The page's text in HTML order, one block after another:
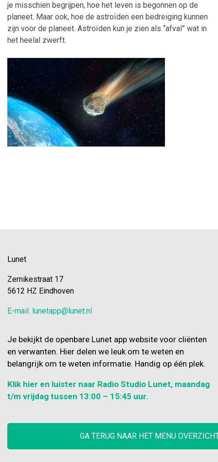
je misschien begrijpen, hoe het leven is begonnen op de
planeet. Maar ook, hoe de astroïden een bedreiging kunnen
zijn voor de planeet. Astroïden kun je zien als “afval” wat in
het heelal zwerft.
Lunet
Zernikestraat 17
5612 HZ Eindhoven
E-mail: lunetapp@lunet.nl
Je bekijkt de openbare Lunet app website voor cliënten
en verwanten. Hier delen we leuk om te weten en
belangrijk om te weten informatie. Handig op één plek.
Klik hier en luister naar Radio Studio Lunet, maandag
t/m vrijdag tussen 13:00 – 15:45 uur.
GA TERUG NAAR HET MENU